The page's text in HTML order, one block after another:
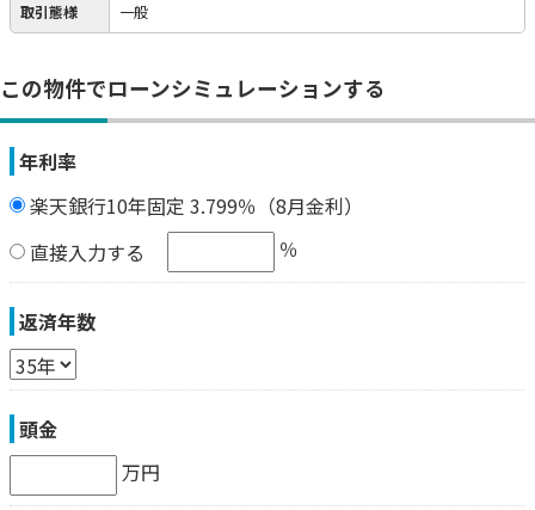
取引態様 一般
この物件でローンシミュレーションする
年利率
楽天銀行10年固定 3.799％（8月金利）
直接入力する
％
返済年数
頭金
万円